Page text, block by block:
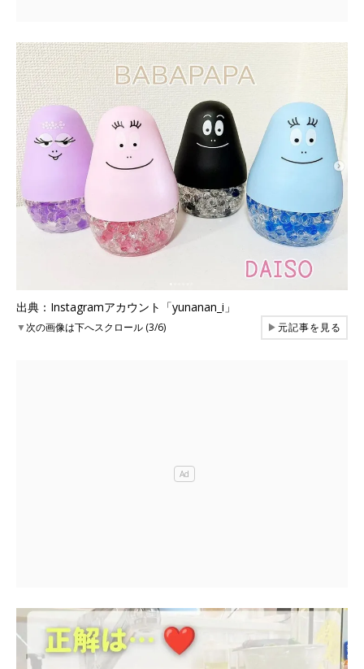
出典：Instagramアカウント「yunanan_i」
▼次の画像は下へスクロール (3/6) ▶元記事を見る